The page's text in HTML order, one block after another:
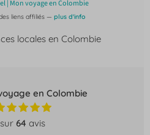
| Mon voyage en Colombie
liens affiliés — plus d'info
en Colombie
64 avis